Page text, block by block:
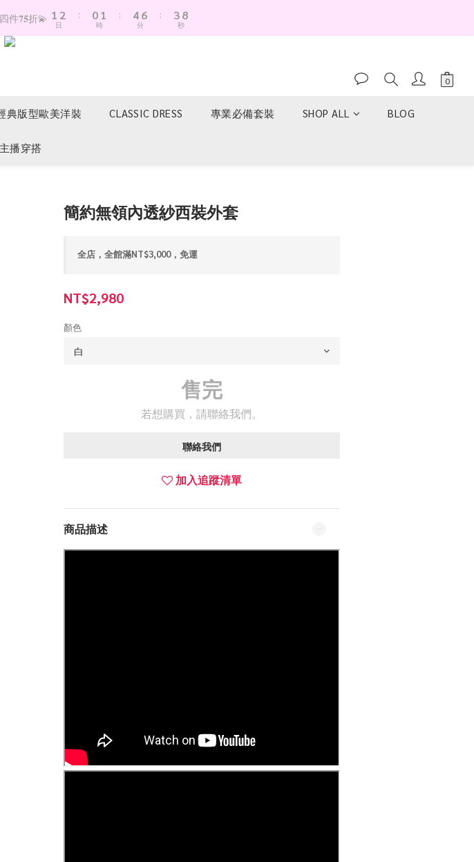
件𝟕𝟓折💫 1
0
2
1
日
:
01
0
時
:
4
3
6
5
分
:
3
2
7
6
秒
典版型歐美洋裝 CLASSIC DRESS 專業必備套裝 SHOP ALL BLOG
播穿搭
簡約無領內透紗西裝外套
全店，全館滿NT$3,000，免運
NT$2,980
顏色
售完
若想購買，請聯絡我們。
聯絡我們
加入追蹤清單
商品描述